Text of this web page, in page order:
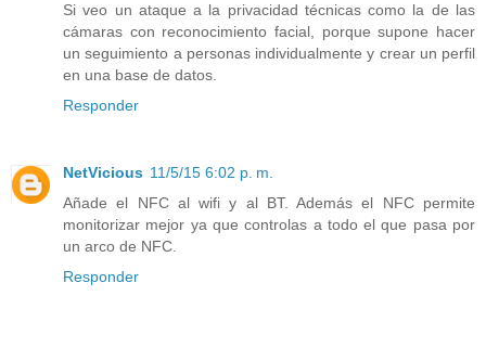
Si veo un ataque a la privacidad técnicas como la de las
cámaras con reconocimiento facial, porque supone hacer
un seguimiento a personas individualmente y crear un perfil
en una base de datos.
Responder
NetVicious 11/5/15 6:02 p. m.
Añade el NFC al wifi y al BT. Además el NFC permite
monitorizar mejor ya que controlas a todo el que pasa por
un arco de NFC.
Responder